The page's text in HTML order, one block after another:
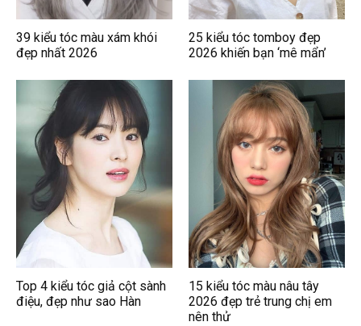
39 kiểu tóc màu xám khói
đẹp nhất 2026
25 kiểu tóc tomboy đẹp
2026 khiến bạn ‘mê mẩn’
Top 4 kiểu tóc giả cột sành
điệu, đẹp như sao Hàn
15 kiểu tóc màu nâu tây
2026 đẹp trẻ trung chị em
nên thử